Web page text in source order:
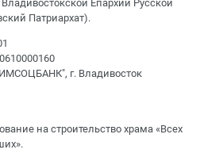
Епархии Русской
Патриархат).
г. Владивосток
на строительство храма «Всех